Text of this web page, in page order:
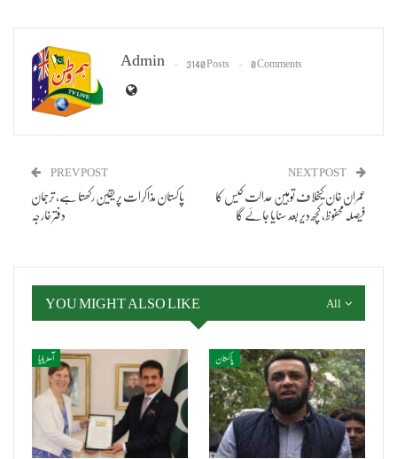
Admin 3140 Posts 0 Comments
PREV POST
پاکستان مذاکرات پر یقین رکھتا ہے، ترجمان
دفتر خارجہ
NEXT POST
عمران خان کیخلاف توہین عدالت کیس کا
فیصلہ محفوظ، کچھ دیر بعد سنایا جائے گا
All
YOU MIGHT ALSO LIKE
آسٹریلیا پاکستان